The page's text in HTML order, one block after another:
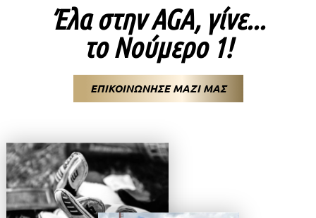
Έλα στην AGA, γίνε...
το Νούμερο 1!
ΕΠΙΚΟΙΝΩΝΗΣΕ ΜΑΖΙ ΜΑΣ